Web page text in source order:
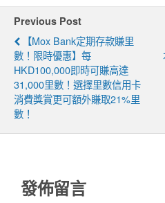
Previous Post
【Mox Bank定期存款賺里
數！限時優惠】每
HKD100,000即時可賺高達
31,000里數！選擇里數信用卡
消費獎賞更可額外賺取21%里
數！
發佈留言